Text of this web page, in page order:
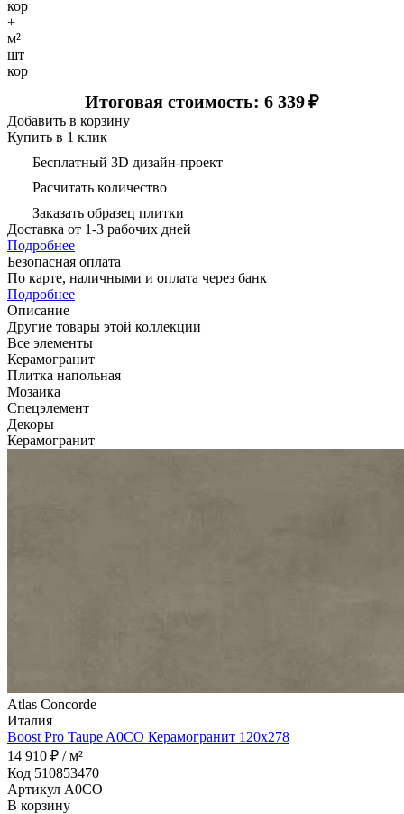
кор
+
м²
шт
кор
Итоговая стоимость: 6 339₽
Добавить в корзину
Купить в 1 клик
Бесплатный 3D дизайн-проект
Расчитать количество
Заказать образец плитки
Доставка от 1-3 рабочих дней
Подробнее
Безопасная оплата
По карте, наличными и оплата через банк
Подробнее
Описание
Другие товары этой коллекции
Все элементы
Керамогранит
Плитка напольная
Мозаика
Спецэлемент
Декоры
Керамогранит
Atlas Concorde
Италия
Boost Pro Taupe A0CO Керамогранит 120x278
14 910 ₽ / м²
Код 510853470
Артикул A0CO
В корзину